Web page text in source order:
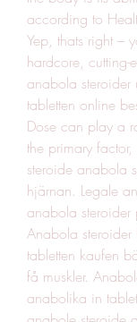
according to
Yep, thats right –
hardcore,
anabola steroider
tabletten online
Dose can play a
the primary
steroide anabola
hjärnan. Legale
anabola steroider
Anabola
tabletten kaufen
få muskler.
anabolika in